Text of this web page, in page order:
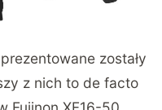
zostały
z nich to de facto